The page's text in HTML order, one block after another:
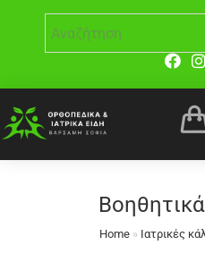
Home » Ιατρικές